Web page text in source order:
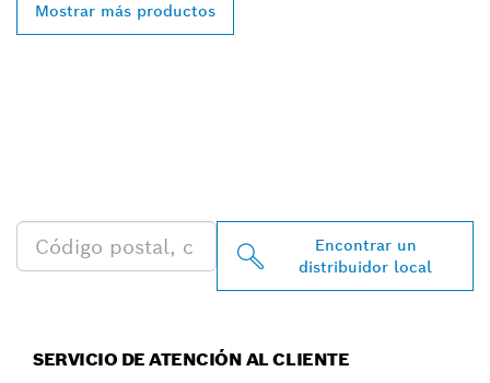
Mostrar más productos
Encontrar un
distribuidor local
SERVICIO DE ATENCIÓN AL CLIENTE